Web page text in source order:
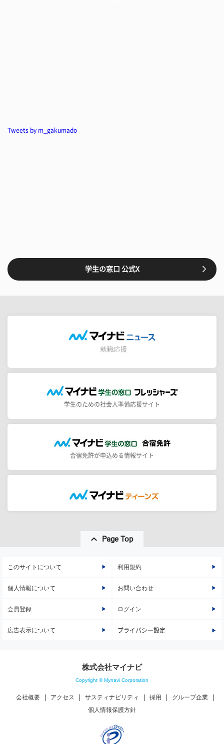
Tweets by m_gakumado
学生の窓口 公式X
学生のための社会人準備応援サイト
合宿免許が申込める情報サイト
Page Top
このサイトについて 利用規約
個人情報について お問い合わせ
会員登録 ログイン
広告表示について プライバシー設定
株式会社マイナビ
Copyright © Mynavi Corporation
会社概要 アクセス サスティナビリティ 採用
グループ企業
個人情報保護方針